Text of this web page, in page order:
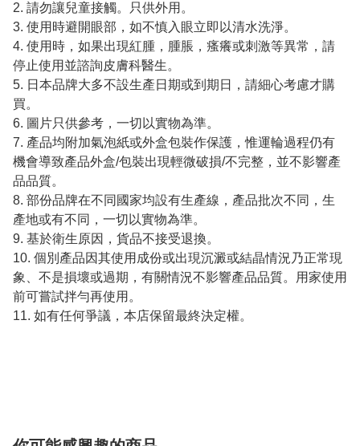
2. 請勿讓兒童接觸。只供外用。
3. 使用時避開眼部，如不慎入眼立即以清水洗淨。
4. 使用時，如果出現紅腫，腫脹，瘙癢或刺激等異常，請
停止使用並諮詢皮膚科醫生。
5. 日本品牌大多不設生產日期或到期日，請細心考慮才購
買。
6. 圖片只供參考，一切以實物為準。
7. 產品均附加氣泡紙或外盒包裝作保護，惟運輪過程仍有
機會導致產品外盒/包裝出現輕微破損/不完整，並不影響產
品品質。
8. 部份品牌在不同國家均設有生產線，產品批次不同，生
產地或有不同，一切以實物為準。
9. 基於衛生原因，貨品不接受退換。
10. 個別產品因其使用成份或出現沉澱或結晶情況乃正常現
象、不是損壞或過期，有關情況不影響產品品質。用家使用
前可嘗試拌勻再使用。
11. 如有任何爭議，本店保留最終決定權。